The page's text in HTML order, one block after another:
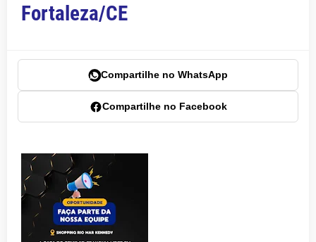
Fortaleza/CE
Compartilhe no WhatsApp
Compartilhe no Facebook